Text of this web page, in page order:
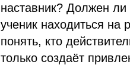
наставник? Должен
ученик находиться на
понять, кто
только создаёт